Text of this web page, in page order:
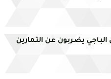
الباجي يضربون عن التمارين